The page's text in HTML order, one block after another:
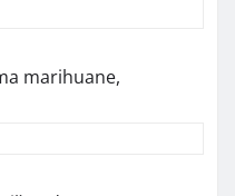
marihuane,